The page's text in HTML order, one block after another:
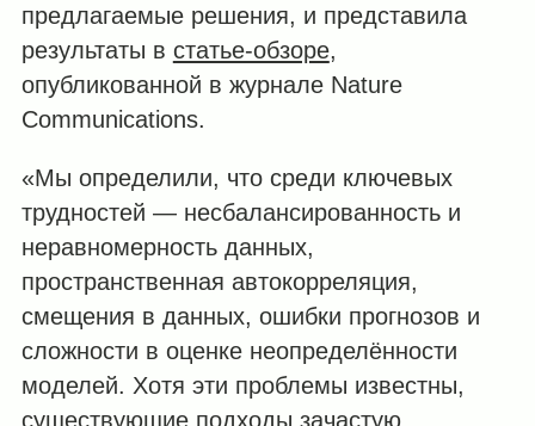
предлагаемые решения, и представила
результаты в статье-обзоре,
опубликованной в журнале Nature
Communications.
«Мы определили, что среди ключевых
трудностей — несбалансированность и
неравномерность данных,
пространственная автокорреляция,
смещения в данных, ошибки прогнозов и
сложности в оценке неопределённости
моделей. Хотя эти проблемы известны,
существующие подходы зачастую